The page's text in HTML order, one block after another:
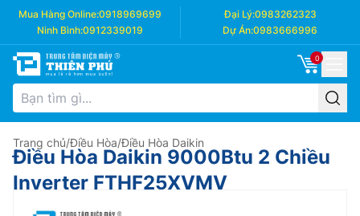
Mua Hàng Online:0918969699 Đại Lý:0983262323
Ninh Bình:0912339019 Dự Án:0983666996
0
Trang chủ/Điều Hòa/Điều Hòa Daikin
Điều Hòa Daikin 9000Btu 2 Chiều
Inverter FTHF25XVMV